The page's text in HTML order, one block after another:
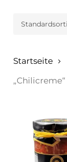
Startseite
„Chilicreme“